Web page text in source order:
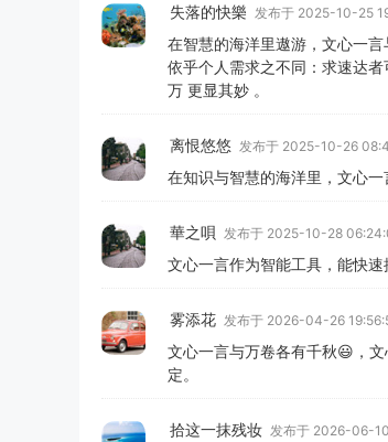
失落的快樂 发布于 2025-10-25
在智慧的海洋里遨游，文心一
依乎个人需求之不同：求速达
万 更显其妙 。
离恨悠悠 发布于 2025-10-26
在知识与智慧的海洋里，文心
華之唄 发布于 2025-10-28
文心一言作为智能工具，能快
雾添花 发布于 2026-04-26
文心一言与万卷各有千秋😃，
定。
拾这一抹残妆 发布于 2026-06-